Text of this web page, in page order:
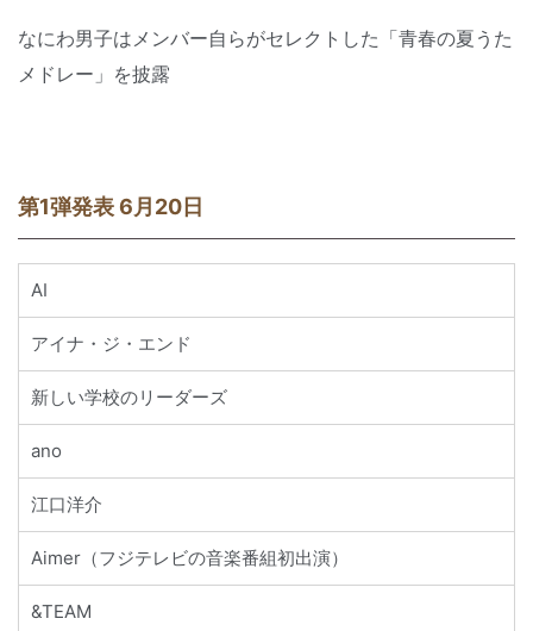
なにわ男子はメンバー自らがセレクトした「青春の夏うた
メドレー」を披露
第1弾発表 6月20日
AI
アイナ・ジ・エンド
新しい学校のリーダーズ
ano
江口洋介
Aimer（フジテレビの音楽番組初出演）
&TEAM